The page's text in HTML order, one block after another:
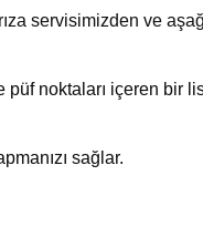
servisimizden ve
noktaları içeren bir
sağlar.